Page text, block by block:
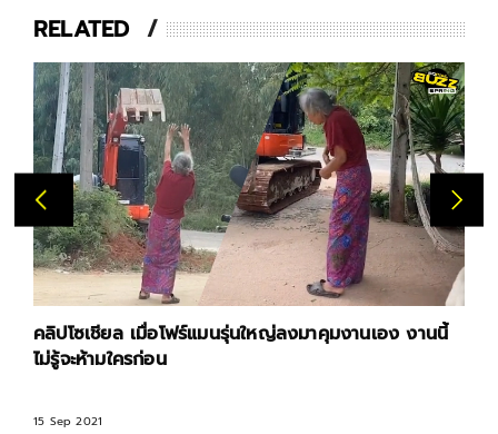
RELATED
คลิปโซเชียล เมื่อโฟร์แมนรุ่นใหญ่ลงมาคุมงานเอง งานนี้
ไม่รู้จะห้ามใครก่อน
15 Sep 2021